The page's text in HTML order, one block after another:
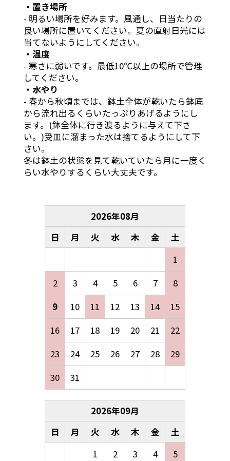
・置き場所
- 明るい場所を好みます。風通し、日当たりの
良い場所に置いてください。夏の直射日光には
当てないようにしてください。
・温度
- 寒さに弱いです。最低10℃以上の場所で管理
してください。
・水やり
- 春から秋頃までは、鉢土全体が乾いたら鉢底
から流れ出るくらいたっぷりあげるようにし
ます。(鉢全体に行き渡るように与えて下さ
い。)受皿に溜まった水は捨てるようにして下
さい。
冬は鉢土の状態を見て乾いていたら月に一度く
らい水やりするくらい大丈夫です。
2026年08月
日
月 火 水 木 金
土
1
2
3 4 5 6 7
8
9
10 11 12 13 14
15
16
17 18 19 20 21
22
23
24 25 26 27 28
29
30
31
2026年09月
日
月 火 水 木 金
土
1
2 3 4
5